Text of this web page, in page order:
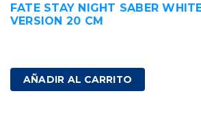
FATE STAY NIGHT SABER
VERSION 20 CM
AÑADIR AL CARRITO